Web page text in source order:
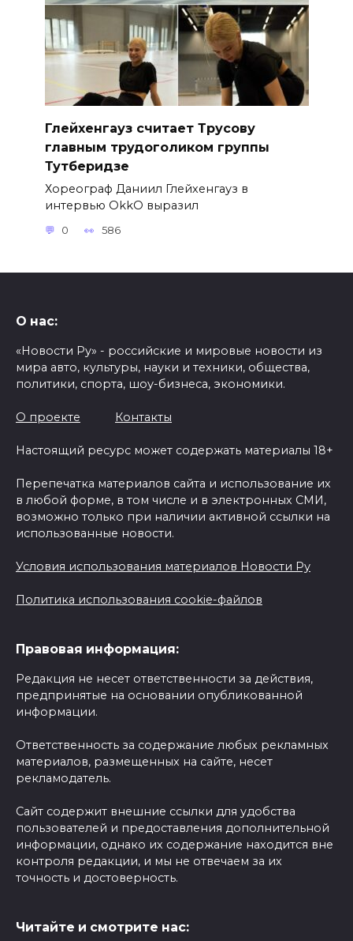
Глейхенгауз считает Трусову
главным трудоголиком группы
Тутберидзе
Хореограф Даниил Глейхенгауз в
интервью OkkO выразил
0 586
О нас:
«Новости Ру» - российские и мировые новости из
мира авто, культуры, науки и техники, общества,
политики, спорта, шоу-бизнеса, экономики.
О проекте Контакты
Настоящий ресурс может содержать материалы 18+
Перепечатка материалов сайта и использование их
в любой форме, в том числе и в электронных СМИ,
возможно только при наличии активной ссылки на
использованные новости.
Условия использования материалов Новости Ру
Политика использования cookie-файлов
Правовая информация:
Редакция не несет ответственности за действия,
предпринятые на основании опубликованной
информации.
Ответственность за содержание любых рекламных
материалов, размещенных на сайте, несет
рекламодатель.
Сайт содержит внешние ссылки для удобства
пользователей и предоставления дополнительной
информации, однако их содержание находится вне
контроля редакции, и мы не отвечаем за их
точность и достоверность.
Читайте и смотрите нас: